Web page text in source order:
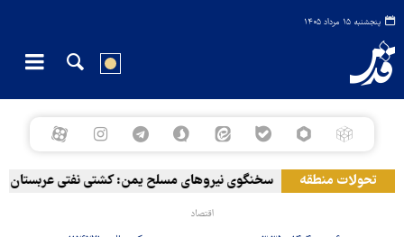
پنجشنبه ۱۵ مرداد ۱۴۰۵
تحولات منطقه سخنگوی نیروهای مسلح یمن: کشتی نفتی عربستان را
اقتصاد